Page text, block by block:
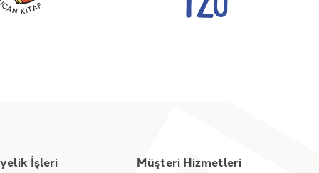
İşleri Müşteri Hizmetleri